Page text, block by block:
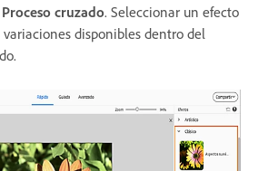
Proceso cruzado. Seleccionar un efecto
variaciones disponibles dentro del